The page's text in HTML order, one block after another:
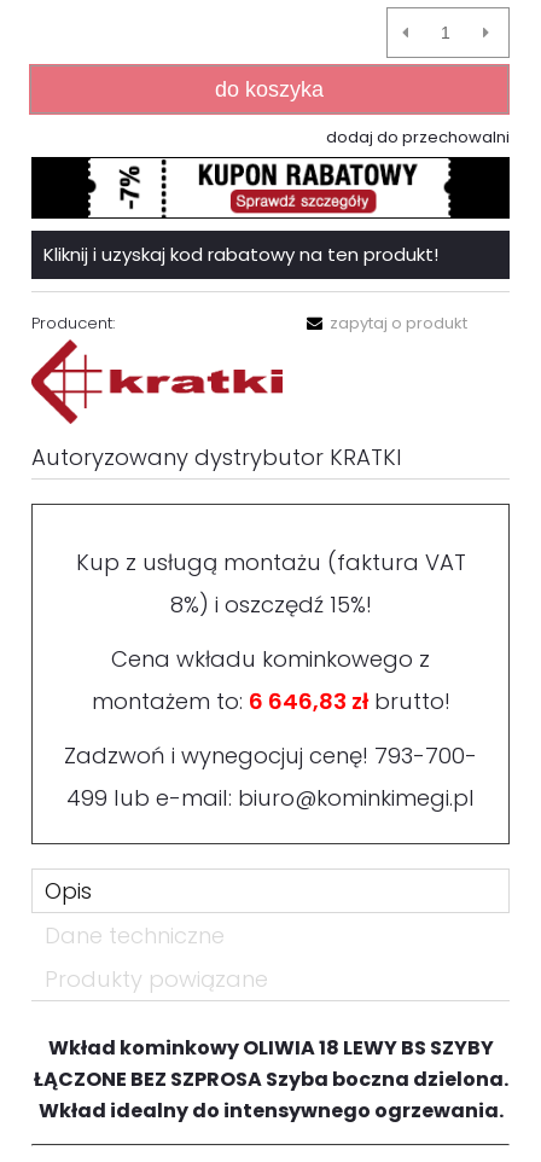
do koszyka
dodaj do przechowalni
Kliknij i uzyskaj kod rabatowy na ten produkt!
Producent: zapytaj o produkt
Autoryzowany dystrybutor KRATKI
Kup z usługą montażu (faktura VAT
8%) i oszczędź 15%!
Cena wkładu kominkowego z
montażem to: 6 646,83 złbrutto!
Zadzwoń i wynegocjuj cenę! 793-700-
499 lub e-mail: biuro@kominkimegi.pl
Opis
Dane techniczne
Produkty powiązane
Wkład kominkowy OLIWIA 18 LEWY BS SZYBY
ŁĄCZONE BEZ SZPROSA Szyba boczna dzielona.
Wkład idealny do intensywnego ogrzewania.